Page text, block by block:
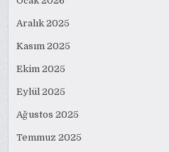
Aralık 2025
Kasım 2025
Ekim 2025
Eylül 2025
Ağustos 2025
Temmuz 2025